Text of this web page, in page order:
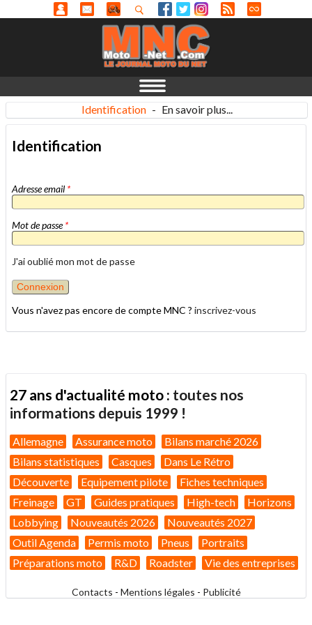
Identification - En savoir plus...
Identification
Adresse email *
Mot de passe*
J'ai oublié mon mot de passe
Vous n'avez pas encore de compte MNC ? inscrivez-vous
27 ans d'actualité moto : toutes nos
informations depuis 1999 !
Allemagne Assurance moto
Bilans marché 2026
Bilans statistiques
Casques
Dans Le Rétro
Découverte
Equipement pilote
Fiches techniques
Freinage
GT Guides pratiques High-tech
Horizons
Lobbying
Nouveautés 2026
Nouveautés 2027
Outil Agenda
Permis moto Pneus
Portraits
Préparations moto
R&D Roadster Vie des entreprises
Contacts - Mentions légales - Publicité